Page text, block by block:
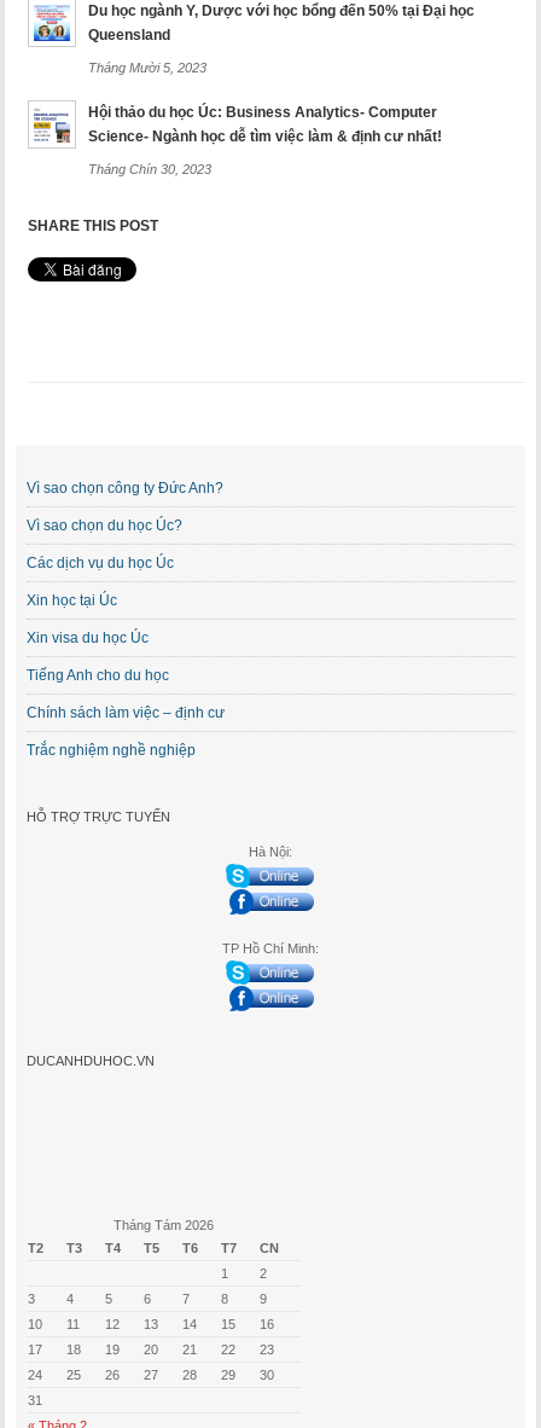
Du học ngành Y, Dược với học bổng đến 50% tại Đại học
Queensland
Tháng Mười 5, 2023
Hội thảo du học Úc: Business Analytics- Computer
Science- Ngành học dễ tìm việc làm & định cư nhất!
Tháng Chín 30, 2023
SHARE THIS POST
Vì sao chọn công ty Đức Anh?
Vì sao chọn du học Úc?
Các dịch vụ du học Úc
Xin học tại Úc
Xin visa du học Úc
Tiếng Anh cho du học
Chính sách làm việc – định cư
Trắc nghiệm nghề nghiệp
HỖ TRỢ TRỰC TUYẾN
Hà Nội:
TP Hồ Chí Minh:
DUCANHDUHOC.VN
Tháng Tám 2026
T2
T3 T4 T5 T6 T7 CN
« Tháng 2
1
2
3
4 5 6 7 8
9
10
11 12 13 14 15
16
17
18 19 20 21 22
23
24
25 26 27 28 29
30
31